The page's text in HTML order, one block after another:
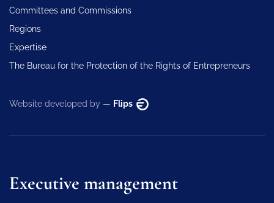
Committees and Commissions
Regions
Expertise
The Bureau for the Protection of the Rights of Entrepreneurs
Website developed by — Flips
Executive management